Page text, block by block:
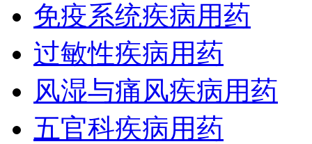
免疫系统疾病用药
过敏性疾病用药
风湿与痛风疾病用药
五官科疾病用药